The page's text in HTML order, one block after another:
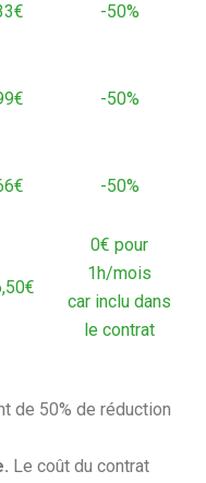
-50%
-50%
-50%
0€ pour
1h/mois
car inclu dans
le contrat
de 50% de réduction
Le coût du contrat